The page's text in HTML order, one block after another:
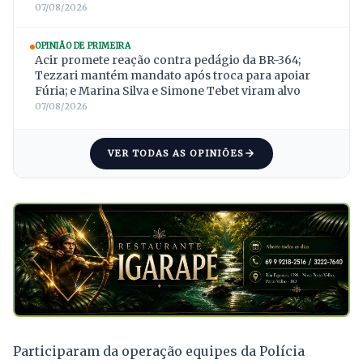
07/08/2026
OPINIÃO DE PRIMEIRA
Acir promete reação contra pedágio da BR-364;
Tezzari mantém mandato após troca para apoiar
Fúria; e Marina Silva e Simone Tebet viram alvo
07/08/2026
VER TODAS AS OPINIÕES
Participaram da operação equipes da Polícia